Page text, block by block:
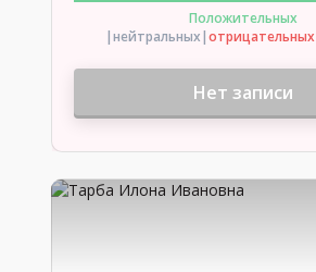
Положительных
|нейтральных|отрицательных
Нет записи